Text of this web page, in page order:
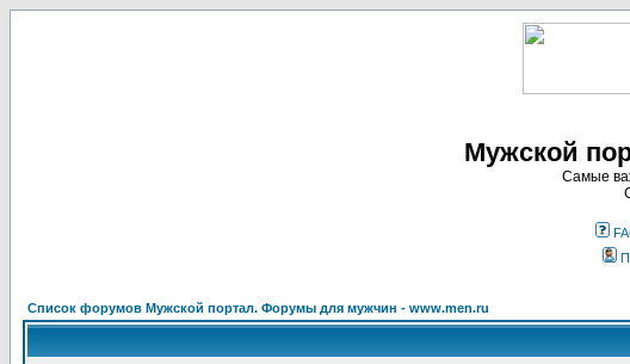
Мужской
Самые
Список форумов Мужской портал. Форумы для мужчин - www.men.ru